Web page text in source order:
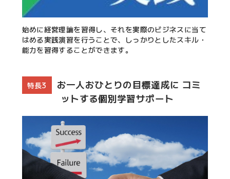
始めに経営理論を習得し、それを実際のビジネスに当て
はめる実践演習を行うことで、しっかりとしたスキル・
能力を習得することができます。
特長3
お一人おひとりの目標達成に コミ
ットする個別学習サポート